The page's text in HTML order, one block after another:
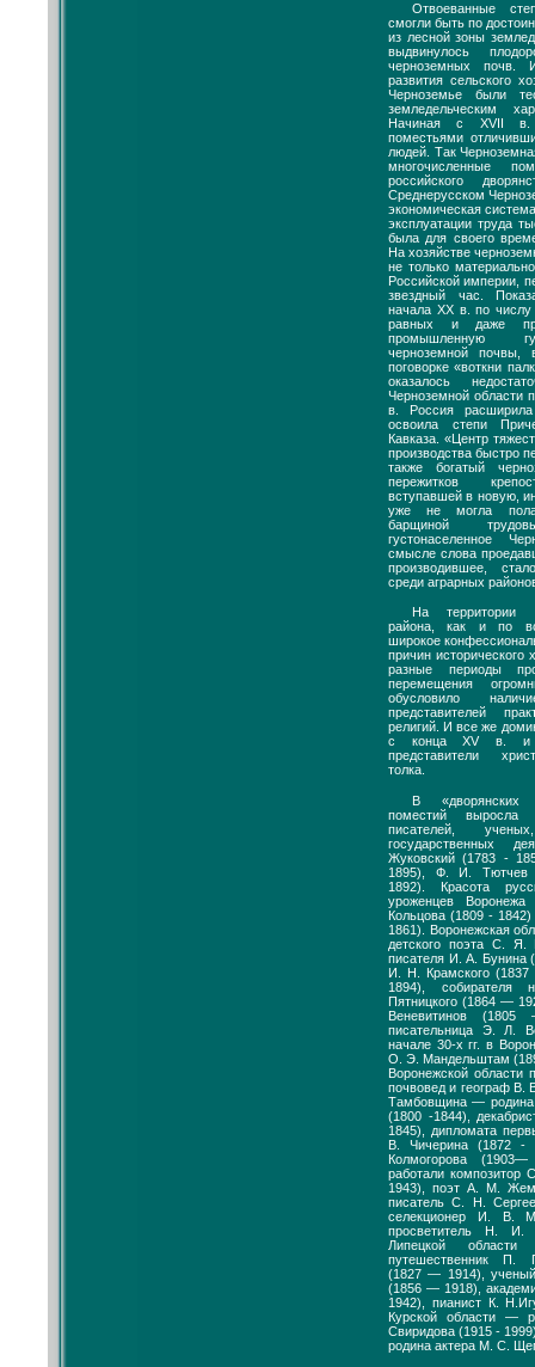
Отвоеванные
смогли быть по
из лесной зоны
выдвинулось
черноземных почв.
развития сельского
Черноземье были
земледельческим
Начиная с XVII в.
поместьями
людей. Так
многочисленные
российского
Среднерусском
экономическая
эксплуатации труда
была для своего
На хозяйстве
не только
Российской империи,
звездный час.
начала XX в. по
равных и даже
промышленную
черноземной почвы,
поговорке «воткни
оказалось
Черноземной области
в. Россия
освоила степи
Кавказа. «Центр
производства быстро
также богатый
пережитков
вступавшей в новую,
уже не могла
барщиной
густонаселенное
смысле слова
производившее,
среди аграрных
На территории
района, как и по
широкое
причин исторического
разные периоды
перемещения
обусловило
представителей
религий. И все же
с конца XV в. и
представители
толка.
В «дворянских
поместий выросла
писателей,
государственных
Жуковский (1783 -
1895), Ф. И. Тютчев
1892). Красота
уроженцев
Кольцова (1809 -
1861). Воронежская
детского поэта С.
писателя И. А. Бунина
И. Н. Крамского
1894),
Пятницкого (1864 —
Веневитинов
писательница Э. Л.
начале 30-х гг. в
О. Э. Мандельштам
Воронежской области
почвовед и географ В.
Тамбовщина — родина
(1800 -1844),
1845), дипломата
В. Чичерина (1872 -
Колмогорова
работали
1943), поэт А. М.
писатель С. Н.
селекционер И. В.
просветитель Н. И.
Липецкой
путешественник П.
(1827 — 1914),
(1856 — 1918),
1942), пианист К.
Курской области —
Свиридова (1915 -
родина актера М. С.